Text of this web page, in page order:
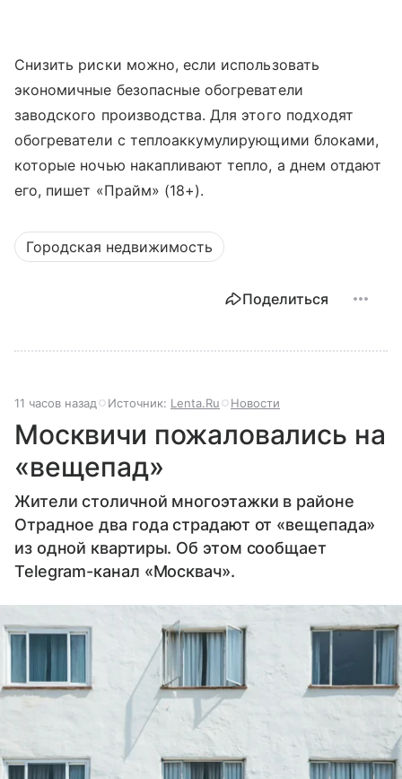
Снизить риски можно, если использовать
экономичные безопасные обогреватели
заводского производства. Для этого подходят
обогреватели с теплоаккумулирующими блоками,
которые ночью накапливают тепло, а днем отдают
его, пишет «Прайм» (18+).
Городская недвижимость
Поделиться
11 часов назад Источник: Lenta.Ru Новости
Москвичи пожаловались на
«вещепад»
Жители столичной многоэтажки в районе
Отрадное два года страдают от «вещепада»
из одной квартиры. Об этом сообщает
Telegram-канал «Москвач».